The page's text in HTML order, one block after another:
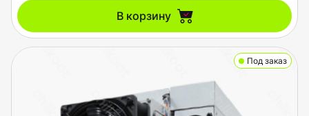
В корзину
Под заказ